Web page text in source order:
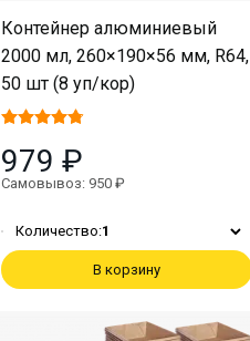
Контейнер алюминиевый
2000 мл, 260×190×56 мм, R64,
50 шт (8 уп/кор)
979 ₽
Самовывоз: 950 ₽
Количество:1
В корзину